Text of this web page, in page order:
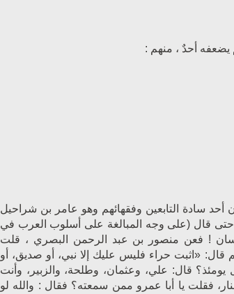
أحدٌ ، منهم :
سادة التابعين وفقهائهم وهو عامر بن شراحيل
قال (على وجه المبالغة على أسلوب العرب في
إنسان ! فعن منصور بن عبد الرحمن البصري ، قلت
قال: «اثبت ‌حراء فليس عليك إلا نبي، أو ‌صديق، أو
قال: علي، وعثمان، وطلحة، والزبير، وأنت
فقلت يا أبا عمرو ممن سمعته؟ فقال : والله لو